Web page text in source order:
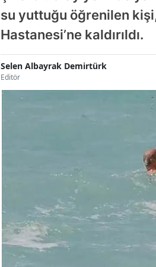
su yuttuğu öğrenilen
Hastanesi’ne kaldırıldı.
Selen Albayrak Demirtürk
Editör